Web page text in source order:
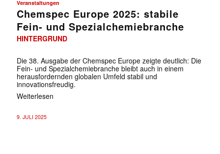
Veranstaltungen
Chemspec Europe 2025: stabile
Fein- und Spezialchemiebranche
HINTERGRUND
Die 38. Ausgabe der Chemspec Europe zeigte deutlich: Die
Fein- und Spezialchemiebranche bleibt auch in einem
herausfordernden globalen Umfeld stabil und
innovationsfreudig.
Weiterlesen
9. JULI 2025